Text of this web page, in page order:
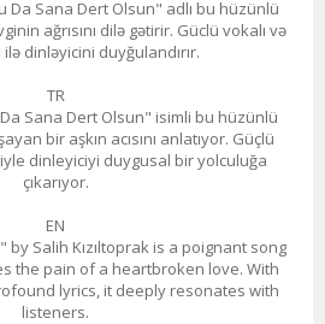
Da Sana Dert Olsun" adlı bu hüzünlü
ağrısını dilə gətirir. Güclü vokalı və
dinləyicini duyğulandırır.
TR
Da Sana Dert Olsun" isimli bu hüzünlü
bir aşkın acısını anlatıyor. Güçlü
dinleyiciyi duygusal bir yolculuğa
çıkarıyor.
EN
by Salih Kızıltoprak is a poignant song
the pain of a heartbroken love. With
lyrics, it deeply resonates with
listeners.